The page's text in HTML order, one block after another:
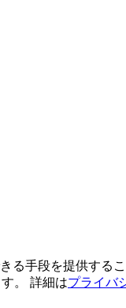
手段を提供する
。 詳細はプライバ